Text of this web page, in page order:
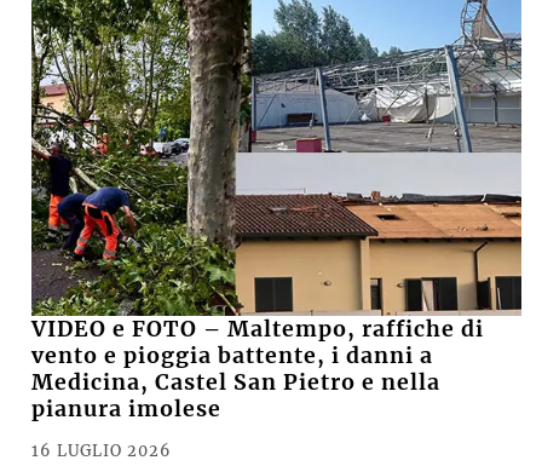
VIDEO e FOTO – Maltempo, raffiche di
vento e pioggia battente, i danni a
Medicina, Castel San Pietro e nella
pianura imolese
16 LUGLIO 2026